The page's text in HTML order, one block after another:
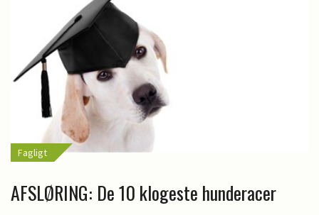
Fagligt
AFSLØRING: De 10 klogeste hunderacer